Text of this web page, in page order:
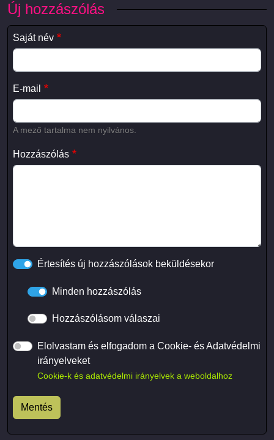
Új hozzászólás
Saját név
E-mail
A mező tartalma nem nyilvános.
Hozzászólás
Értesítés új hozzászólások beküldésekor
Minden hozzászólás
Hozzászólásom válaszai
Elolvastam és elfogadom a Cookie- és Adatvédelmi
irányelveket
Cookie-k és adatvédelmi irányelvek a weboldalhoz